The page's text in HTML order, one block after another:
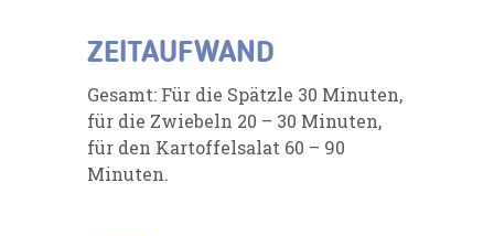
ZEITAUFWAND
Gesamt: Für die Spätzle 30 Minuten,
für die Zwiebeln 20 – 30 Minuten,
für den Kartoffelsalat 60 – 90
Minuten.